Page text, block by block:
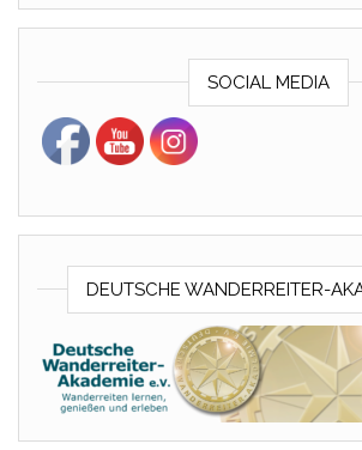
SOCIAL MEDIA
DEUTSCHE WANDERREITER-